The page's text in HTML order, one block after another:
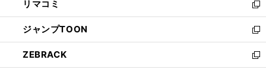
で
開
く
ド
ウ
で
開
く
ィ
ン
ド
ウ
で
開
い
ウ
ィ
ン
ド
ウ
リマコミ
新
し
い
ウ
ィ
ン
ジャンプTOON
新
し
い
ウ
ZEBRACK
新
し